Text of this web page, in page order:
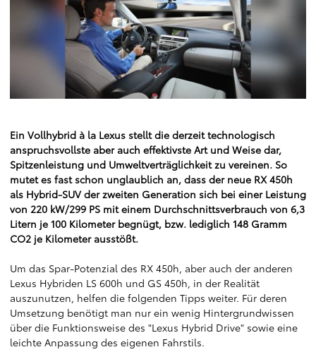
Ein Vollhybrid à la Lexus stellt die derzeit technologisch
anspruchsvollste aber auch effektivste Art und Weise dar,
Spitzenleistung und Umweltverträglichkeit zu vereinen. So
mutet es fast schon unglaublich an, dass der neue RX 450h
als Hybrid-SUV der zweiten Generation sich bei einer Leistung
von 220 kW/299 PS mit einem Durchschnittsverbrauch von 6,3
Litern je 100 Kilometer begnügt, bzw. lediglich 148 Gramm
CO2 je Kilometer ausstößt.
Um das Spar-Potenzial des RX 450h, aber auch der anderen
Lexus Hybriden LS 600h und GS 450h, in der Realität
auszunutzen, helfen die folgenden Tipps weiter. Für deren
Umsetzung benötigt man nur ein wenig Hintergrundwissen
über die Funktionsweise des "Lexus Hybrid Drive" sowie eine
leichte Anpassung des eigenen Fahrstils.